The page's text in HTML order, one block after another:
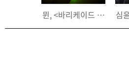
뮌, <바리케이드 모뉴먼심